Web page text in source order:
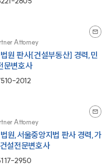
Attorney
원 판사[건설부동산] 경력,민
문변호사
2012
Attorney
원,서울중앙지법 판사 경력,가
설전문변호사
2950